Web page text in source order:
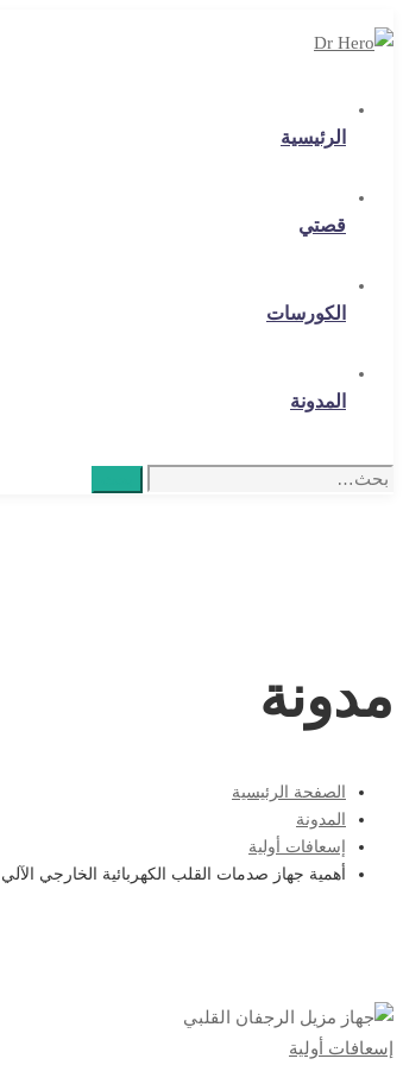
الرئيسية
قصتي
الكورسات
المدونة
Search
مدونة
الصفحة الرئيسية
المدونة
إسعافات أولية
أهمية جهاز صدمات القلب الكهربائية الخارجي الآلي AED
أهمية
إسعافات أولية